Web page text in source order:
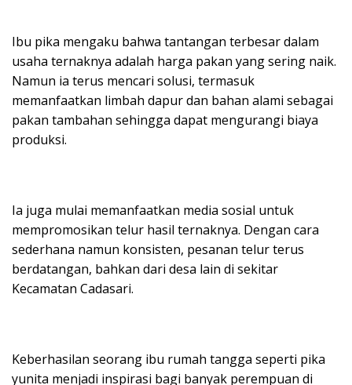
Ibu pika mengaku bahwa tantangan terbesar dalam
usaha ternaknya adalah harga pakan yang sering naik.
Namun ia terus mencari solusi, termasuk
memanfaatkan limbah dapur dan bahan alami sebagai
pakan tambahan sehingga dapat mengurangi biaya
produksi.
Ia juga mulai memanfaatkan media sosial untuk
mempromosikan telur hasil ternaknya. Dengan cara
sederhana namun konsisten, pesanan telur terus
berdatangan, bahkan dari desa lain di sekitar
Kecamatan Cadasari.
Keberhasilan seorang ibu rumah tangga seperti pika
yunita menjadi inspirasi bagi banyak perempuan di